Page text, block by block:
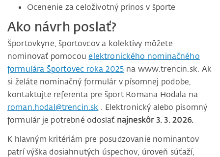
Ocenenie za celoživotný prínos v športe
Ako návrh poslať?
Športovkyne, športovcov a kolektívy môžete
nominovať pomocouelektronického nominačného
formulára Športovec roka 2025 na www.trencin.sk. Ak
si želáte nominačný formulár v písomnej podobe,
kontaktujte referenta pre šport Romana Hodala na
roman.hodal@trencin.sk . Elektronický alebo písomný
formulár je potrebné odoslať najneskôr 3. 3. 2026.
K hlavným kritériám pre posudzovanie nominantov
patrí výška dosiahnutých úspechov, úroveň súťaží,